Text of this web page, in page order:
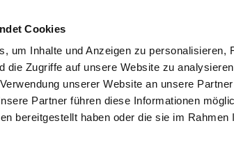
Cookies
um Inhalte und Anzeigen zu personalisieren,
die Zugriffe auf unsere Website zu
unserer Website an unsere
Partner führen diese Informationen
bereitgestellt haben oder die sie im Rahmen
Über uns Mitgliedschaft